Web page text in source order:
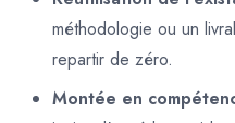
méthodologie ou un
repartir de zéro.
Montée en